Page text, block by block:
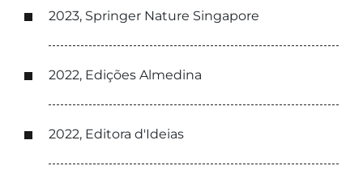
2023, Springer Nature Singapore
2022, Edições Almedina
2022, Editora d'Ideias